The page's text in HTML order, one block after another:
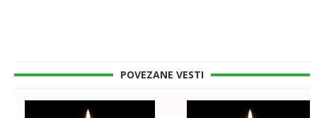
POVEZANE VESTI